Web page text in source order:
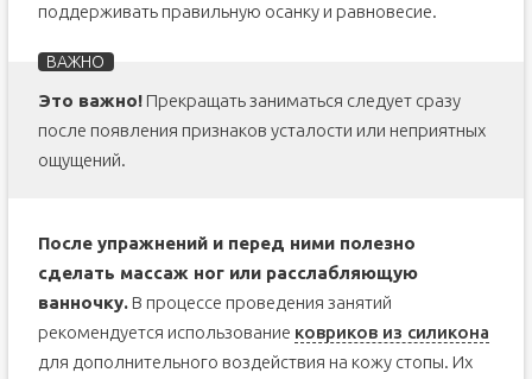
поддерживать правильную осанку и равновесие.
Это важно!Прекращать заниматься следует сразу
после появления признаков усталости или неприятных
ощущений.
После упражнений и перед ними полезно
сделать массаж ног или расслабляющую
ванночку.В процессе проведения занятий
рекомендуется использование ковриков из силикона
для дополнительного воздействия на кожу стопы. Их